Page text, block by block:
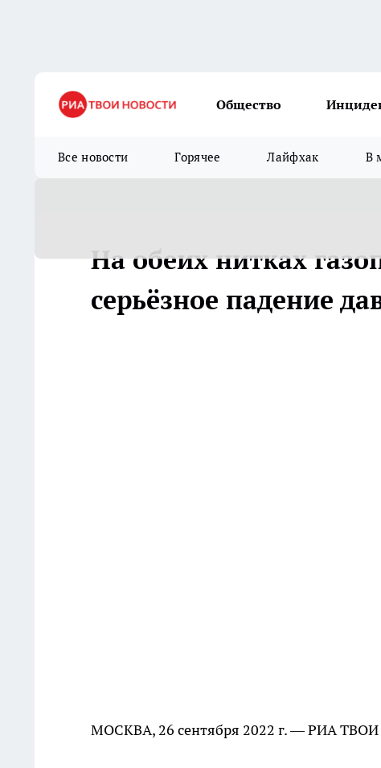
Общество
Все новости Горячее Лайфхак В
На обеих нитках
серьёзное падение
МОСКВА, 26 сентября 2022 г. — РИА ТВОИ